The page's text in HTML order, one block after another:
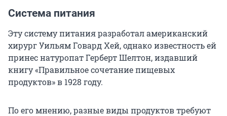
Система питания
Эту систему питания разработал американский
хирург Уильям Говард Хей, однако известность ей
принес натуропат Герберт Шелтон, издавший
книгу «Правильное сочетание пищевых
продуктов» в 1928 году.
По его мнению, разные виды продуктов требуют